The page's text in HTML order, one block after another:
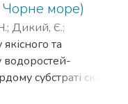
Чорне море)
; Дикий, Є.;
В.
та
водоростей-
субстраті скелі
Карадаг) на